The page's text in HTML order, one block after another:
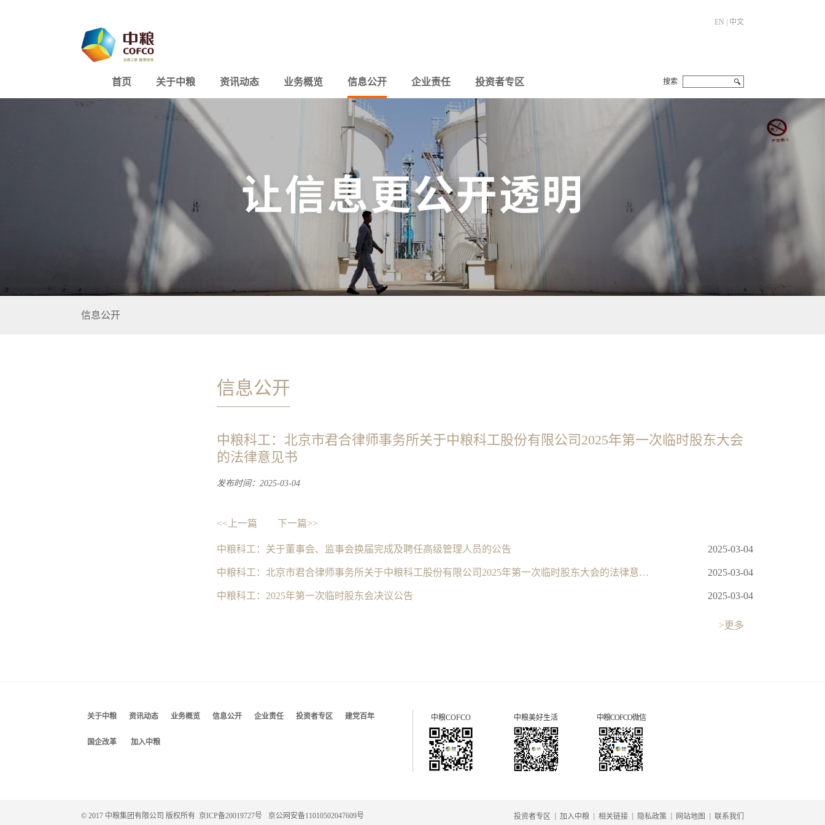
EN 中文
首页 关于中粮 资讯动态 业务概览 信息公开 企业责任 投资者专区 搜索
信息公开
信息公开
中粮科工：北京市君合律师事务所关于中粮科工股份有限公司2025年第一次临时股东大会
的法律意见书
发布时间：2025-03-04
<<上一篇 下一篇>>
中粮科工：关于董事会、监事会换届完成及聘任高级管理人员的公告 2025-03-04
中粮科工：北京市君合律师事务所关于中粮科工股份有限公司2025年第一次临时股东大会的法律意见书 2025-03-04
中粮科工：2025年第一次临时股东会决议公告 2025-03-04
>更多
关于中粮 资讯动态 业务概览 信息公开 企业责任 投资者专区 建党百年
国企改革 加入中粮
中粮COFCO 中粮美好生活 中粮COFCO微信
© 2017 中粮集团有限公司 版权所有 京ICP备20019727号 京公网安备11010502047609号 联系我们
网站地图
隐私政策
相关链接
加入中粮
投资者专区